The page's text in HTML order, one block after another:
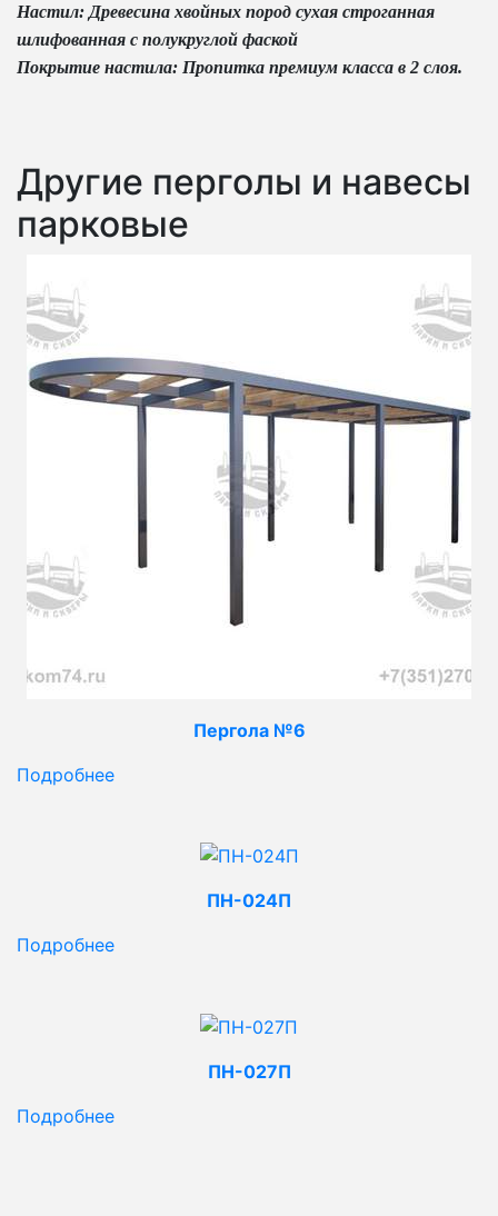
Настил: Древесина хвойных пород сухая строганная
шлифованная с полукруглой фаской
Покрытие настила: Пропитка премиум класса в 2 слоя.
Другие перголы и навесы
парковые
Пергола №6
Подробнее
ПН-024П
Подробнее
ПН-027П
Подробнее